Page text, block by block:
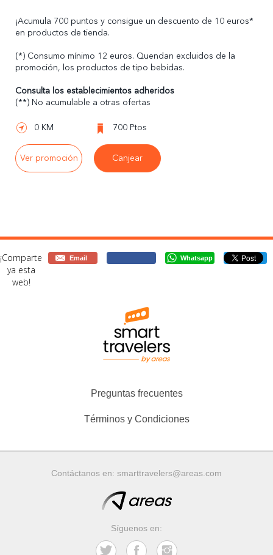
¡Acumula 700 puntos y consigue un descuento de 10 euros*
en productos de tienda.
(*) Consumo mínimo 12 euros. Quendan excluidos de la
promoción, los productos de tipo bebidas.
Consulta los establecimientos adheridos
(**) No acumulable a otras ofertas
0 KM 700 Ptos
Ver promoción Canjear
¡Comparte
ya esta
web!
Email Whatsapp
Preguntas frecuentes
Términos y Condiciones
Contáctanos en: smarttravelers@areas.com
Síguenos en: